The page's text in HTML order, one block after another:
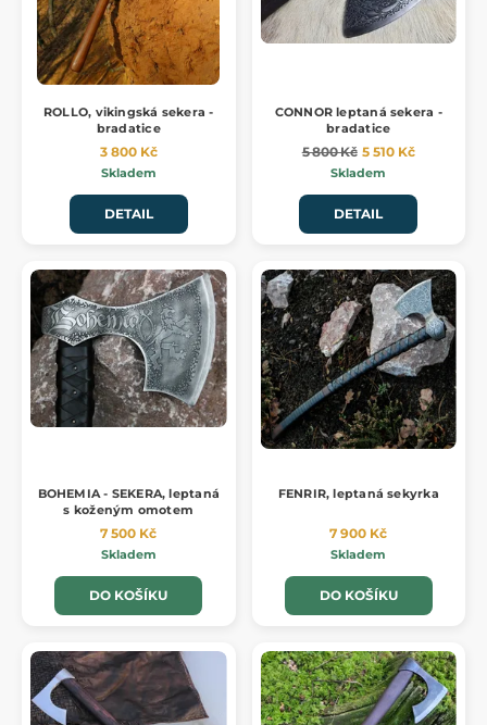
ROLLO, vikingská sekera -
bradatice
3 800 Kč
Skladem
DETAIL
CONNOR leptaná sekera -
bradatice
5 800 Kč 5 510 Kč
Skladem
DETAIL
BOHEMIA - SEKERA, leptaná
s koženým omotem
7 500 Kč
Skladem
DO KOŠÍKU
FENRIR, leptaná sekyrka
7 900 Kč
Skladem
DO KOŠÍKU